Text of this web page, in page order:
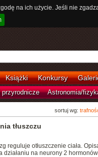
na ich użycie. Jeśli nie
Książki Konkursy
przyrodnicze Astronomia/
sortuj wg:
tłuszczu
reguluje otłuszczenie ciała.
na neurony 2